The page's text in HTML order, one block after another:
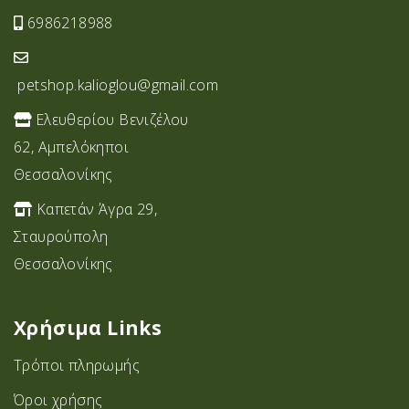
6986218988
petshop.kalioglou@gmail.com
Ελευθερίου Βενιζέλου
62, Αμπελόκηποι
Θεσσαλονίκης
Καπετάν Άγρα 29,
Σταυρoύπολη
Θεσσαλονίκης
Χρήσιμα Links
Τρόποι πληρωμής
Όροι χρήσης